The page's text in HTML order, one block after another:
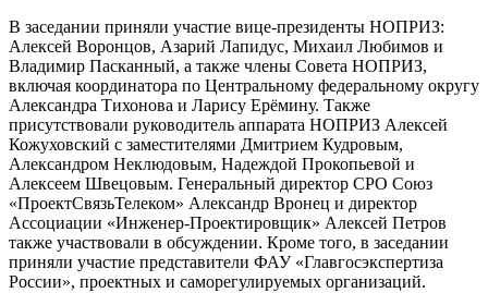
В заседании приняли участие вице-президенты НОПРИЗ:
Алексей Воронцов, Азарий Лапидус, Михаил Любимов и
Владимир Пасканный, а также члены Совета НОПРИЗ,
включая координатора по Центральному федеральному округу
Александра Тихонова и Ларису Ерёмину. Также
присутствовали руководитель аппарата НОПРИЗ Алексей
Кожуховский с заместителями Дмитрием Кудровым,
Александром Неклюдовым, Надеждой Прокопьевой и
Алексеем Швецовым. Генеральный директор СРО Союз
«ПроектСвязьТелеком» Александр Вронец и директор
Ассоциации «Инженер-Проектировщик» Алексей Петров
также участвовали в обсуждении. Кроме того, в заседании
приняли участие представители ФАУ «Главгосэкспертиза
России», проектных и саморегулируемых организаций.